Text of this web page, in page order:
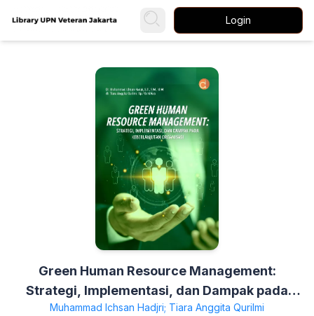
Login
Green Human Resource Management:
Strategi, Implementasi, dan Dampak pada
Keberlanjutan Organisasi
Muhammad Ichsan Hadjri; Tiara Anggita Qurilmi